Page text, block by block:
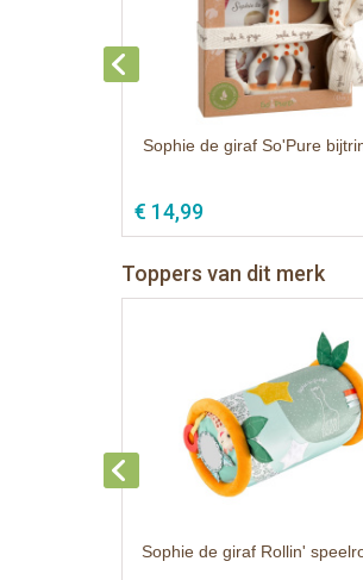
Sophie de giraf So'Pure
€ 14,99
Toppers van dit merk
Sophie de giraf Rollin'